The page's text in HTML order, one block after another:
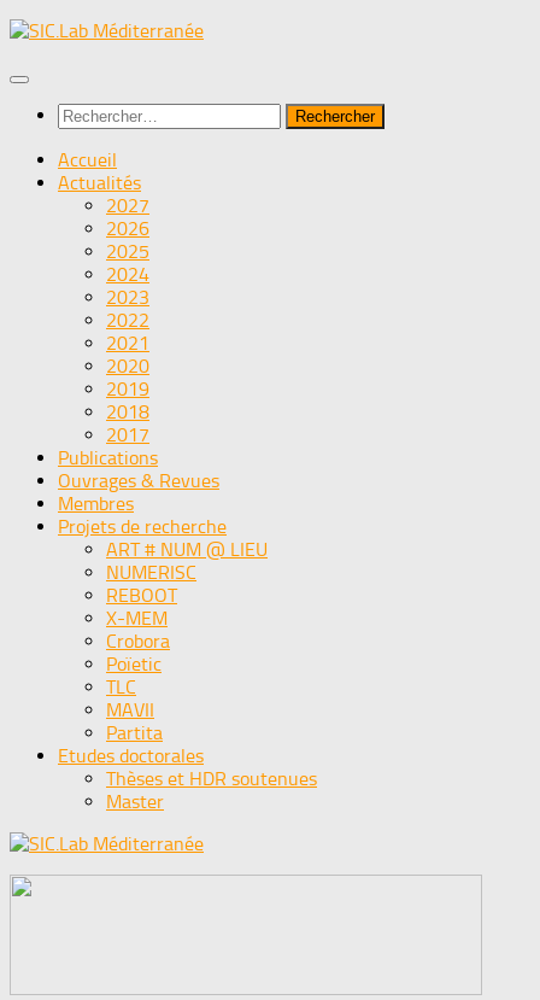
Skip
content
Rechercher :
Accueil
Actualités
2027
2026
2025
2024
2023
2022
2021
2020
2019
2018
2017
Publications
Ouvrages & Revues
Membres
Projets de recherche
ART # NUM @ LIEU
NUMERISC
REBOOT
X-MEM
Crobora
Poïetic
TLC
MAVII
Partita
Etudes doctorales
Thèses et HDR soutenues
Master